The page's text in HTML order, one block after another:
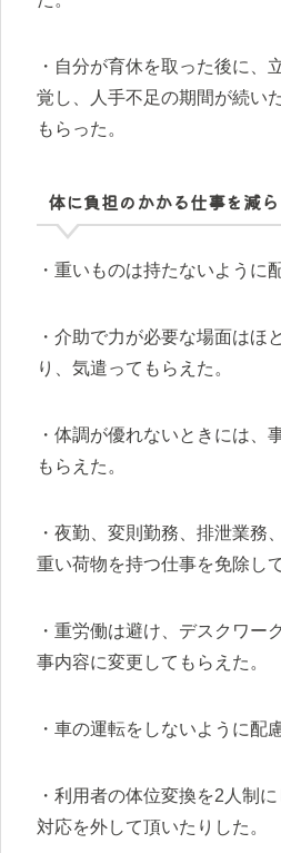
・自分が育休を取った後に、
覚し、人手不足の期間が続い
もらった。
体に負担のかかる仕事を減
・重いものは持たないように
・介助で力が必要な場面はほ
り、気遣ってもらえた。
・体調が優れないときには、
もらえた。
・夜勤、変則勤務、排泄業務
重い荷物を持つ仕事を免除し
・重労働は避け、デスクワー
事内容に変更してもらえた。
・車の運転をしないように配
・利用者の体位変換を2人制
対応を外して頂いたりした。